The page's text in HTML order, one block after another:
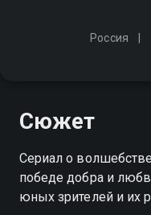
Россия
Сюжет
Сериал о
победе добра и
юных зрителей и их